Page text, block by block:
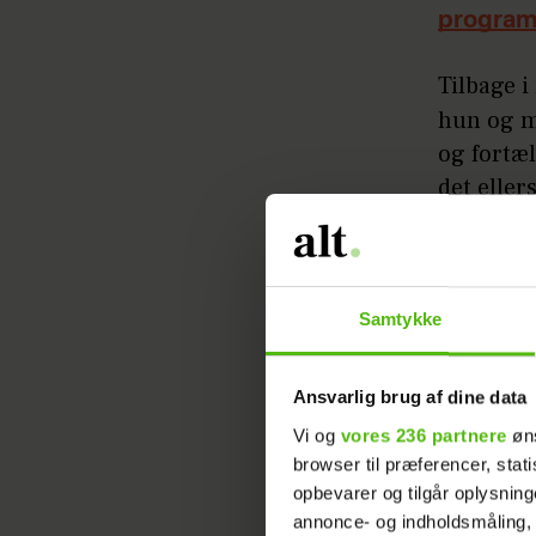
Samtykke
Ansvarlig brug af dine data
Vi og vores 236 partnere
browser til præferencer,
opbevarer og tilgår
annonce- og
program
Tilbage
hun og
og
det
er der